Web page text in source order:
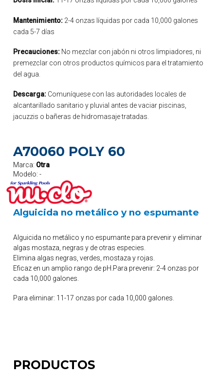
Mantenimiento:2-4 onzas líquidas por cada 10,000 galones
cada 5-7 días
Precauciones:No mezclar con jabón ni otros limpiadores, ni
premezclar con otros productos químicos para el tratamiento
del agua.
Descarga:Comuníquese con las autoridades locales de
alcantarillado sanitario y pluvial antes de vaciar piscinas,
jacuzzis o bañeras de hidromasaje tratadas.
A70060 POLY 60
Marca: Otra
Modelo: -
Alguicida no metálico y no espumante
Alguicida no metálico y no espumante para prevenir y eliminar
algas mostaza, negras y de otras especies.
Elimina algas negras, verdes, mostaza y rojas.
Eficaz en un amplio rango de pH.Para prevenir: 2-4 onzas por
cada 10,000 galones.
Para eliminar: 11-17 onzas por cada 10,000 galones.
PRODUCTOS